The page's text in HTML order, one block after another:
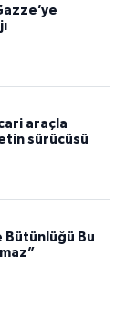
araçla
sürücüsü
Bütünlüğü Bu